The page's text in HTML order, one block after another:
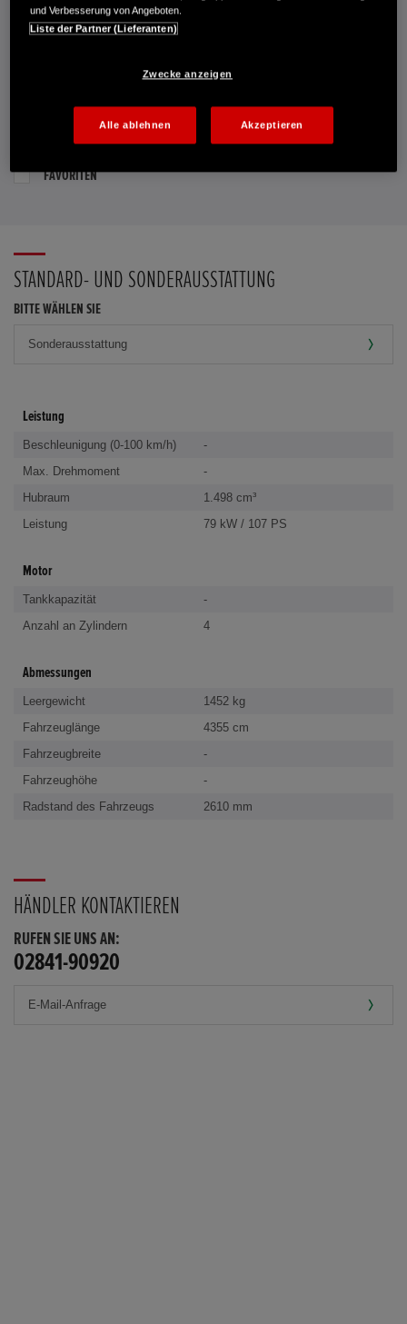
Dealer Website anzeigen
Händler kontaktieren
PROBEFAHRT VEREINBAREN
FAVORITEN
STANDARD- UND SONDERAUSSTATTUNG
BITTE WÄHLEN SIE
Leistung
Beschleunigung (0-100 km/h)
-
Max. Drehmoment
-
Hubraum
1.498 cm³
Leistung
79 kW / 107 PS
Motor
Tankkapazität
-
Anzahl an Zylindern
4
Abmessungen
Leergewicht
1452 kg
Fahrzeuglänge
4355 cm
Fahrzeugbreite
-
Fahrzeughöhe
-
Radstand des Fahrzeugs
2610 mm
HÄNDLER KONTAKTIEREN
RUFEN SIE UNS AN:
02841-90920
und Verbesserung von Angeboten.
Liste der Partner (Lieferanten)
Zwecke anzeigen
Alle ablehnen Akzeptieren